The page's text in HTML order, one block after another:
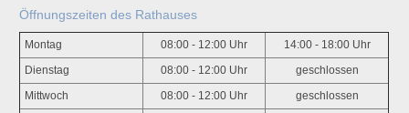
Öffnungszeiten des Rathauses
Montag 08:00 - 12:00 Uhr 14:00 - 18:00 Uhr
Dienstag 08:00 - 12:00 Uhr geschlossen
Mittwoch 08:00 - 12:00 Uhr geschlossen